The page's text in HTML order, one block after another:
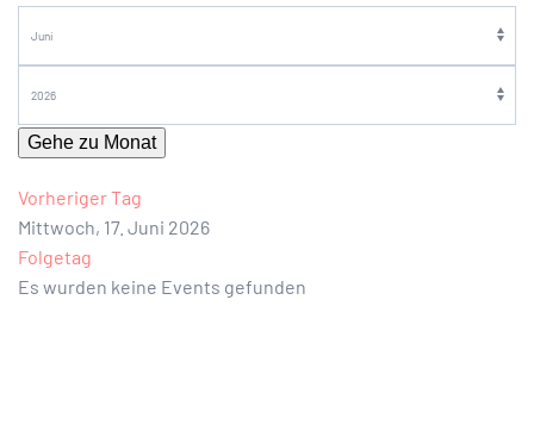
Gehe zu Monat
Vorheriger Tag
Mittwoch, 17. Juni 2026
Folgetag
Es wurden keine Events gefunden